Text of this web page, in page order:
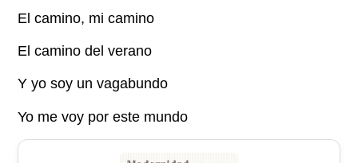
El camino, mi camino
El camino del verano
Y yo soy un vagabundo
Yo me voy por este mundo